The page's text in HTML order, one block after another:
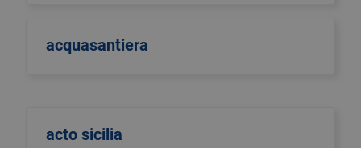
acquasantiera
acto sicilia